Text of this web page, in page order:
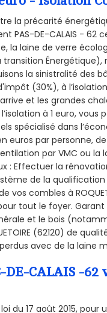
la précarité
PAS-DE-CALAIS - 62
la laine de verre
transition Énergétique),
la sinistralité des
(30%), à
et les grandes
l’isolation à 1 euro,
spécialisé dans
euros par personne,
par VMC ou la
: Effectuer la
de la
vos combles à
tout le foyer.
et le bois
(62120) de
avec de la laine
CALAIS -62
du 17 août 2015,